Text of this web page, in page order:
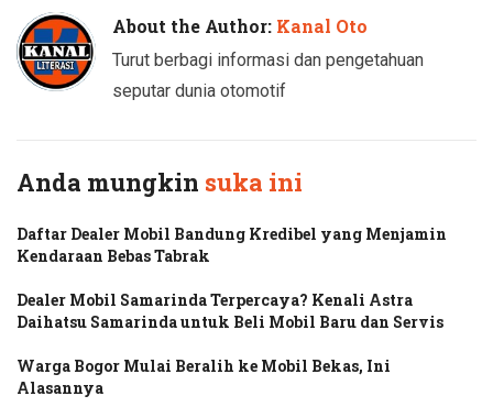
About the Author: Kanal Oto
Turut berbagi informasi dan pengetahuan
seputar dunia otomotif
Anda mungkin suka ini
Daftar Dealer Mobil Bandung Kredibel yang Menjamin
Kendaraan Bebas Tabrak
Dealer Mobil Samarinda Terpercaya? Kenali Astra
Daihatsu Samarinda untuk Beli Mobil Baru dan Servis
Warga Bogor Mulai Beralih ke Mobil Bekas, Ini
Alasannya